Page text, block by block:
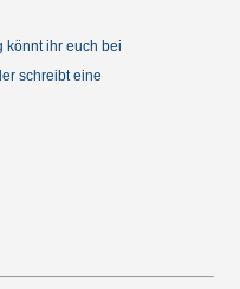
könnt ihr euch bei
schreibt eine